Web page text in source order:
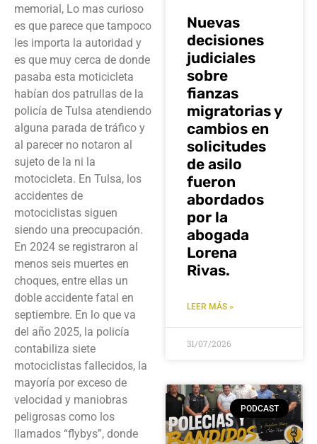
memorial, Lo mas curioso
es que parece que tampoco
les importa la autoridad y
es que muy cerca de donde
pasaba esta moticicleta
habían dos patrullas de la
policía de Tulsa atendiendo
alguna parada de tráfico y
al parecer no notaron al
sujeto de la ni la
motocicleta. En Tulsa, los
accidentes de
motociclistas siguen
siendo una preocupación.
En 2024 se registraron al
menos seis muertes en
choques, entre ellas un
doble accidente fatal en
septiembre. En lo que va
del año 2025, la policía
contabiliza siete
motociclistas fallecidos, la
mayoría por exceso de
velocidad y maniobras
peligrosas como los
llamados “flybys”, donde
Nuevas
decisiones
judiciales
sobre
fianzas
migratorias y
cambios en
solicitudes
de asilo
fueron
abordados
por la
abogada
Lorena
Rivas.
LEER MÁS »
31/07/2026
PODCAST